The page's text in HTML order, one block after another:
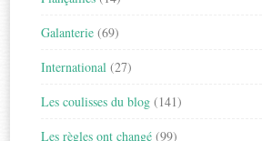
Galanterie (69)
International (27)
Les coulisses du blog (141)
Les règles ont changé (99)